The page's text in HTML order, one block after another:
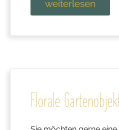
weiterlesen
Florale